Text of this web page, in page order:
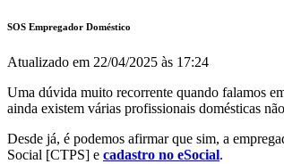
SOS Empregador Doméstico
Atualizado em 22/04/2025 às 17:24
Uma dúvida muito recorrente quando falamos
ainda existem várias profissionais domésticas
Desde já, é podemos afirmar que sim, a
Social [CTPS] e cadastro no eSocial.